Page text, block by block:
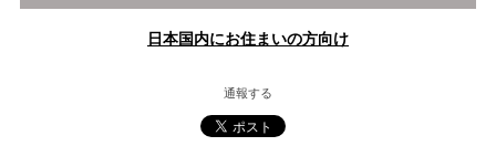
日本国内にお住まいの方向け
通報する